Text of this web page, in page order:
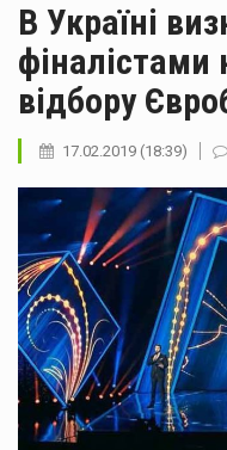
В Україні
фіналістами
відбору
17.02.2019 (18:39)